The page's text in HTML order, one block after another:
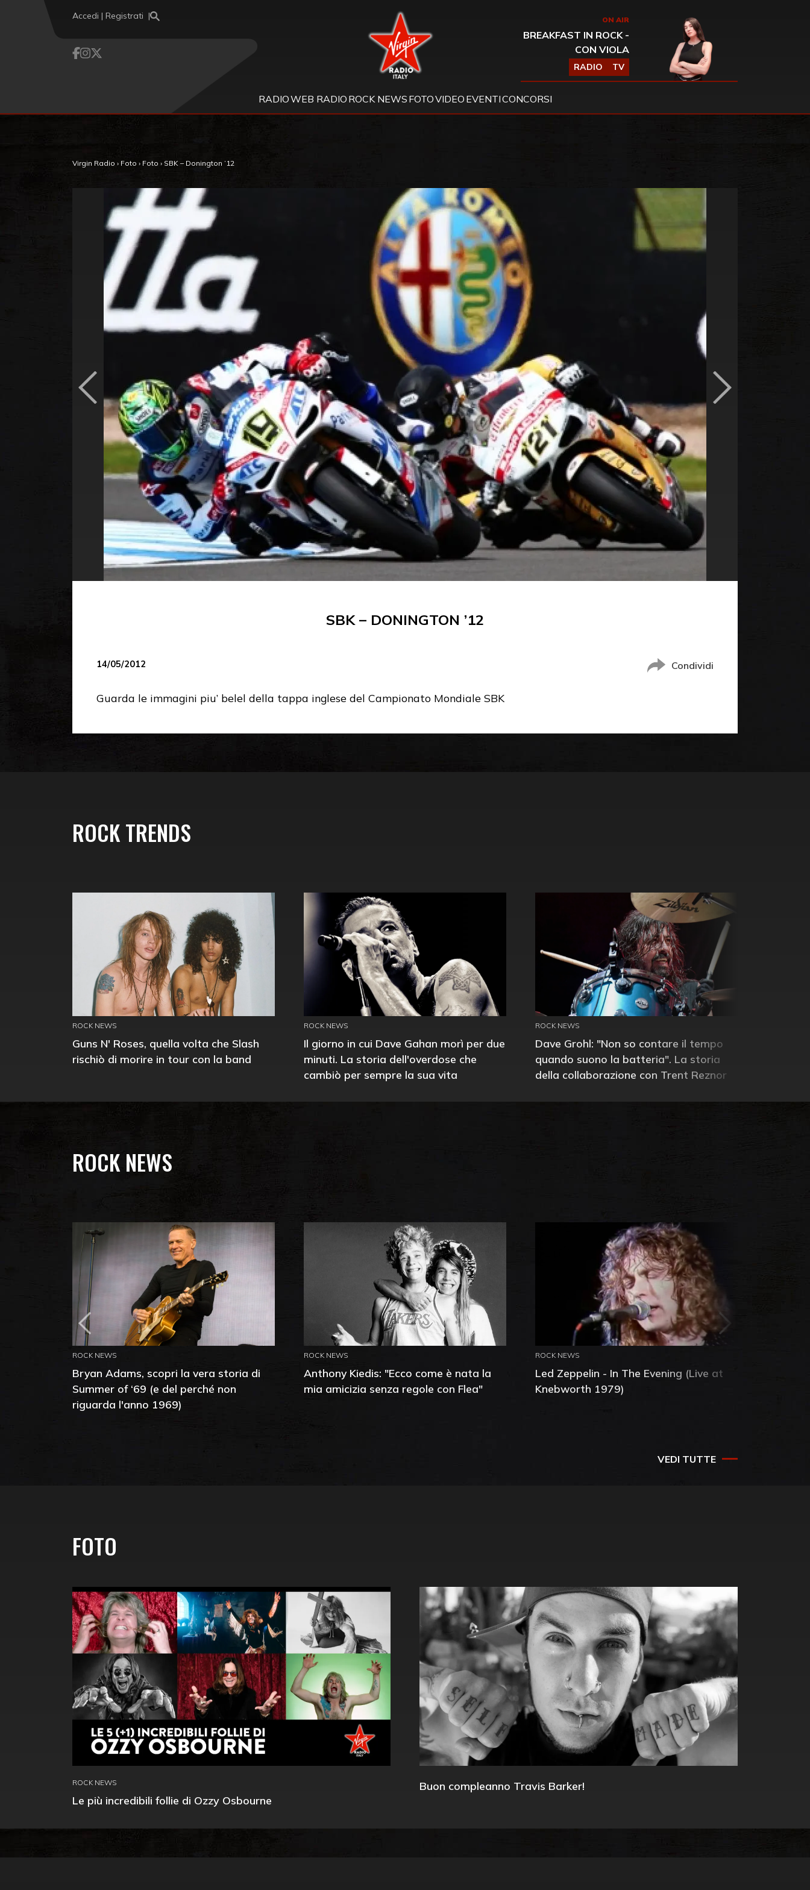
Accedi | Registrati Virgin Radio ON AIR
BREAKFAST IN ROCK -
CON VIOLA
RADIO TV
RADIOWEB RADIO ROCK NEWS FOTOVIDEO EVENTICONCORSI
Virgin Radio › Foto › Foto › SBK – Donington ’12
SBK – DONINGTON ’12
14/05/2012 Condividi
Guarda le immagini piu’ belel della tappa inglese del Campionato Mondiale SBK
ROCK TRENDS
ROCK NEWS
Guns N' Roses, quella volta che Slash
rischiò di morire in tour con la band
ROCK NEWS
Il giorno in cui Dave Gahan morì per due
minuti. La storia dell'overdose che
cambiò per sempre la sua vita
ROCK NEWS
Dave Grohl: "Non so contare il tempo
quando suono la batteria". La storia
della collaborazione con Trent Reznor
ROCK NEWS
ROCK NEWS
Bryan Adams, scopri la vera storia di
Summer of ‘69 (e del perché non
riguarda l'anno 1969)
ROCK NEWS
Anthony Kiedis: "Ecco come è nata la
mia amicizia senza regole con Flea"
ROCK NEWS
Led Zeppelin - In The Evening (Live at
Knebworth 1979)
VEDI TUTTE
FOTO
ROCK NEWS
Le più incredibili follie di Ozzy Osbourne
Buon compleanno Travis Barker!